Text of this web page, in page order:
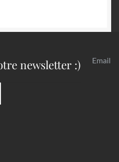
newsletter :) Email